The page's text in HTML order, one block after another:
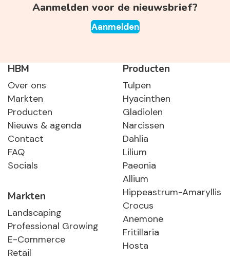
Aanmelden voor de nieuwsbrief?
Aanmelden
HBM
Over ons
Markten
Producten
Nieuws & agenda
Contact
FAQ
Socials
Markten
Landscaping
Professional Growing
E-Commerce
Retail
Producten
Tulpen
Hyacinthen
Gladiolen
Narcissen
Dahlia
Lilium
Paeonia
Allium
Hippeastrum-Amaryllis
Crocus
Anemone
Fritillaria
Hosta